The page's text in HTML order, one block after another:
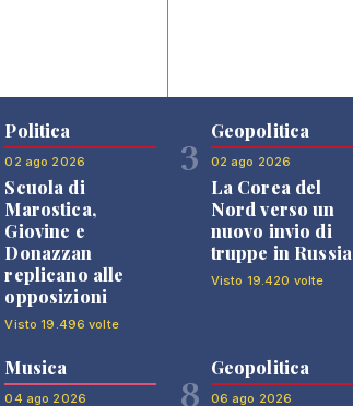
Politica
02 ago 2026
Scuola di
Marostica,
Giovine e
Donazzan
replicano alle
opposizioni
Visto 19.496 volte
3
Geopolitica
02 ago 2026
La Corea del
Nord verso un
nuovo invio di
truppe in Russia
Visto 19.420 volte
Musica
04 ago 2026 8
Geopolitica
06 ago 2026